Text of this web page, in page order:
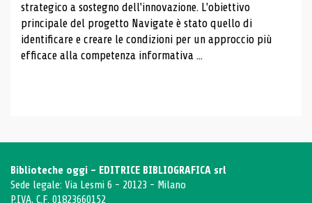
strategico a sostegno dell'innovazione. L'obiettivo
principale del progetto Navigate è stato quello di
identificare e creare le condizioni per un approccio più
efficace alla competenza informativa ...
Biblioteche oggi - EDITRICE BIBLIOGRAFICA srl
Sede legale: Via Lesmi 6 - 20123 - Milano
P.IVA, C.F. 01823660152